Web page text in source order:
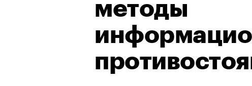
методы